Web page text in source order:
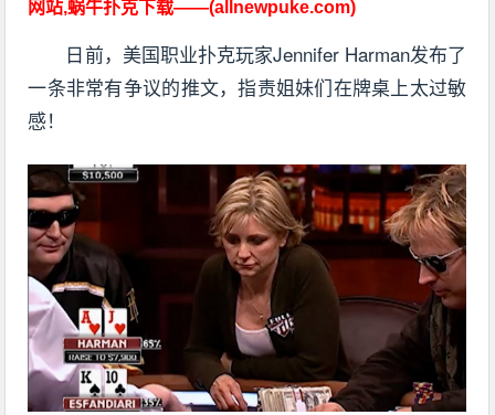
网站,蜗牛扑克下载——(allnewpuke.com)
日前，美国职业扑克玩家Jennifer Harman发布了
一条非常有争议的推文，指责姐妹们在牌桌上太过敏
感！